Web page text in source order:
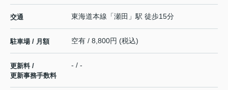
交通 東海道本線 「瀬田 」駅 徒歩15分
駐車場 / 月額 空有 / 8,800円 (税込)
更新料 /
更新事務手数料
- / -